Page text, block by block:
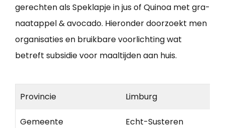
gerechten als Speklapje in jus of Quinoa met gra­
naat­ap­pel & avo­ca­do. Hieronder doorzoekt men
organisaties en bruikbare voorlichting wat
betreft subsidie voor maaltijden aan huis.
Provincie Limburg
Gemeente Echt-Susteren